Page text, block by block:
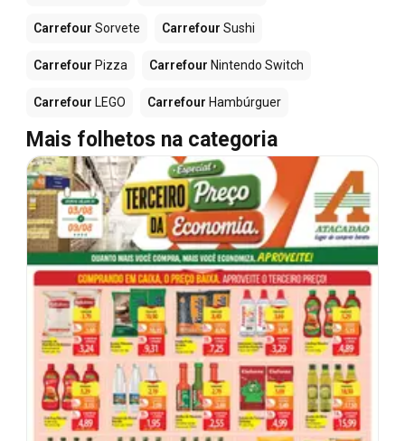
Carrefour Sorvete Carrefour Sushi
Carrefour Pizza Carrefour Nintendo Switch
Carrefour LEGO Carrefour Hambúrguer
Mais folhetos na categoria